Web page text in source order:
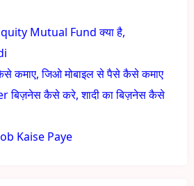
Mutual Fund क्या है,
कमाए, जिओ मोबाइल से पैसे कैसे कमाए
बिज़नेस कैसे करे, शादी का बिज़नेस कैसे
Kaise Paye